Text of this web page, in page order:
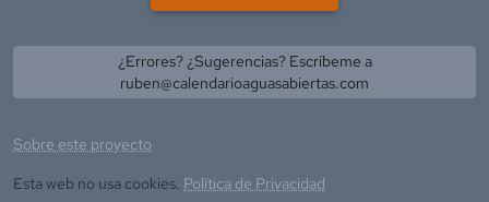
¿Errores? ¿Sugerencias? Escríbeme a
ruben@calendarioaguasabiertas.com
Sobre este proyecto
Esta web no usa cookies. Política de Privacidad